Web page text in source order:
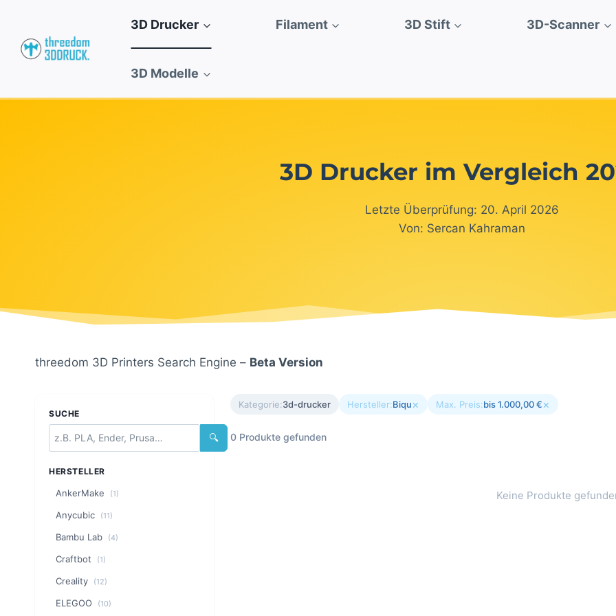
springen
3D Drucker Filament 3D Stift 3D-Scanner
3D Modelle
3D Drucker im Vergleich
Letzte Überprüfung: 20. April 2026
Von: Sercan Kahraman
threedom 3D Printers Search Engine – Beta Version
SUCHE
🔍
HERSTELLER
AnkerMake (1)
Anycubic (11)
Bambu Lab (4)
Craftbot (1)
Creality (12)
ELEGOO (10)
Kategorie:3d-drucker Hersteller:Biqu× Max. Preis:bis 1.000,00 €×
0 Produkte gefunden
Keine Produkte